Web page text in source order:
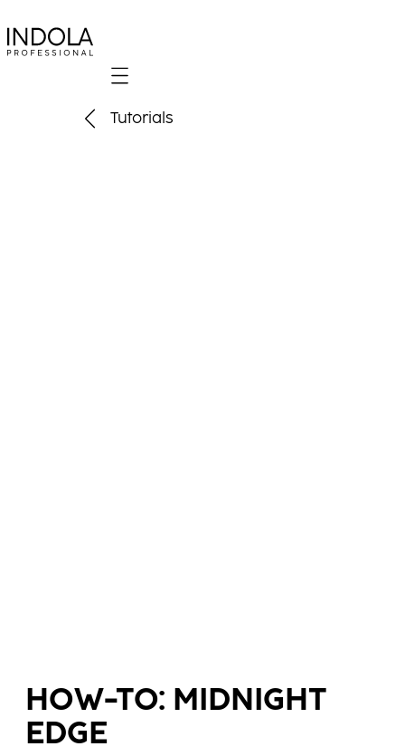
Mobile navigation
Tutorials
HOW-TO: MIDNIGHT
EDGE